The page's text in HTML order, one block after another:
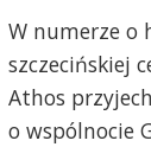
W numerze o
szczecińskiej
Athos
o wspólnocie